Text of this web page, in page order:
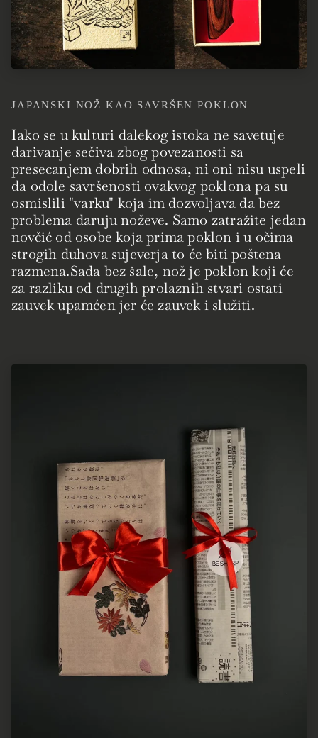
JAPANSKI NOŽ KAO SAVRŠEN POKLON
Iako se u kulturi dalekog istoka ne savetuje
darivanje sečiva zbog povezanosti sa
presecanjem dobrih odnosa, ni oni nisu uspeli
da odole savršenosti ovakvog poklona pa su
osmislili "varku" koja im dozvoljava da bez
problema daruju noževe. Samo zatražite jedan
novčić od osobe koja prima poklon i u očima
strogih duhova sujeverja to će biti poštena
razmena.Sada bez šale, nož je poklon koji će
za razliku od drugih prolaznih stvari ostati
zauvek upamćen jer će zauvek i služiti.